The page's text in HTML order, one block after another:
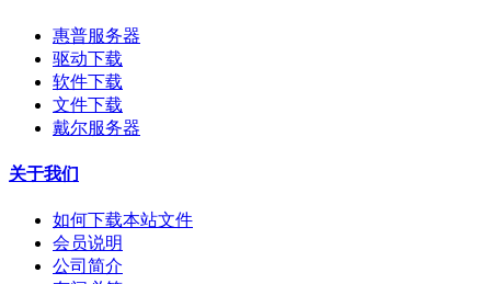
惠普服务器
驱动下载
软件下载
文件下载
戴尔服务器
关于我们
如何下载本站文件
会员说明
公司简介